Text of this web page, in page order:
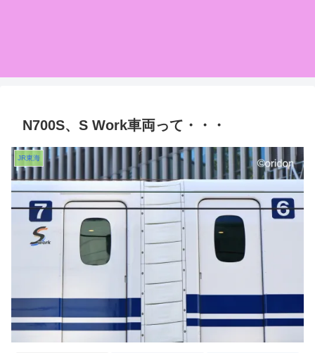
N700S、S Work車両って・・・
JR東海